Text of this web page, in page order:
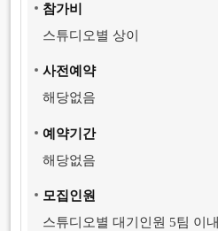
참가비
스튜디오별 상이
사전예약
해당없음
예약기간
해당없음
모집인원
스튜디오별 대기인원 5팀 이내